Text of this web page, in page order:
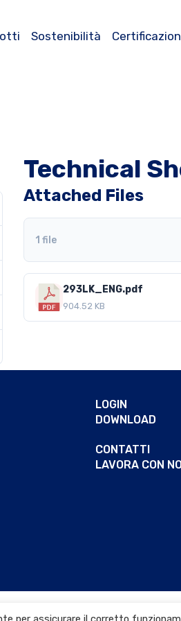
Sostenibilità
Technical
Attached Files
1 file
293LK_ENG.pdf
904.52 KB
LOGIN
DOWNLOAD
CONTATTI
LAVORA CON